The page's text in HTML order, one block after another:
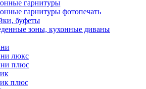
гарнитуры
гарнитуры фотопечать
буфеты
зоны, кухонные диваны
люкс
плюс
плюс